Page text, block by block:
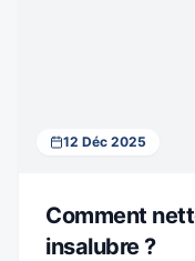
12 Déc 2025
Comment
insalubre ?